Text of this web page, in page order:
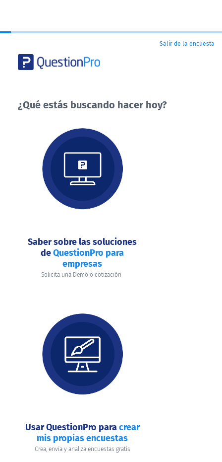
Salir de la encuesta
¿Qué estás buscando hacer hoy?
buscando
hacer
Saber sobre las soluciones
deQuestionPro para
empresas
Solicita una Demo o cotización
Usar QuestionPro paracrear
mis propias encuestas
Crea, envía y analiza encuestas gratis